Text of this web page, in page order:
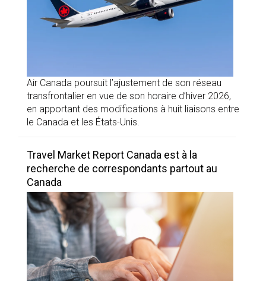
Air Canada poursuit l’ajustement de son réseau
transfrontalier en vue de son horaire d’hiver 2026,
en apportant des modifications à huit liaisons entre
le Canada et les États-Unis.
Travel Market Report Canada est à la
recherche de correspondants partout au
Canada